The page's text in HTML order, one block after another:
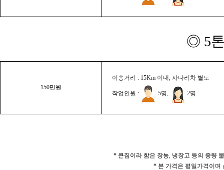
◎ 5
150만원
이송거리 : 15Km 이내, 사다리차 별도
작업인원 : 5명, 2명
* 큰짐이라 함은 장농, 냉장고 등의 중량
* 본 가격은 평일가격이며